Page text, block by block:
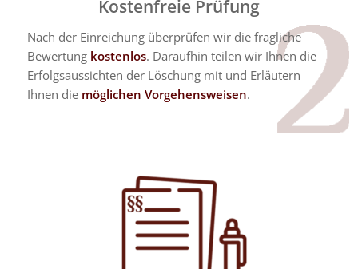
Kostenfreie Prüfung
Nach der Einreichung überprüfen wir die fragliche
Bewertung kostenlos. Daraufhin teilen wir Ihnen die
Erfolgsaussichten der Löschung mit und Erläutern
Ihnen die möglichen Vorgehensweisen.